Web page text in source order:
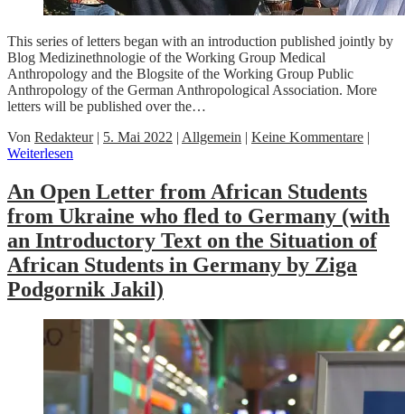
This series of letters began with an introduction published jointly by
Blog Medizinethnologie of the Working Group Medical
Anthropology and the Blogsite of the Working Group Public
Anthropology of the German Anthropological Association. More
letters will be published over the…
Von Redakteur| 5. Mai 2022 | Allgemein | Keine Kommentare |
Weiterlesen
An Open Letter from African Students
from Ukraine who fled to Germany (with
an Introductory Text on the Situation of
African Students in Germany by Ziga
Podgornik Jakil)